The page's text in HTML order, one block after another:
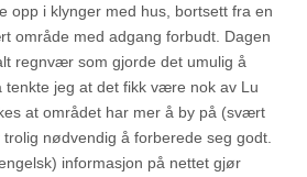
opp i klynger med hus, bortsett fra en
område med adgang forbudt. Dagen
regnvær som gjorde det umulig å
tenkte jeg at det fikk være nok av Lu
at området har mer å by på (svært
nødvendig å forberede seg godt.
informasjon på nettet gjør